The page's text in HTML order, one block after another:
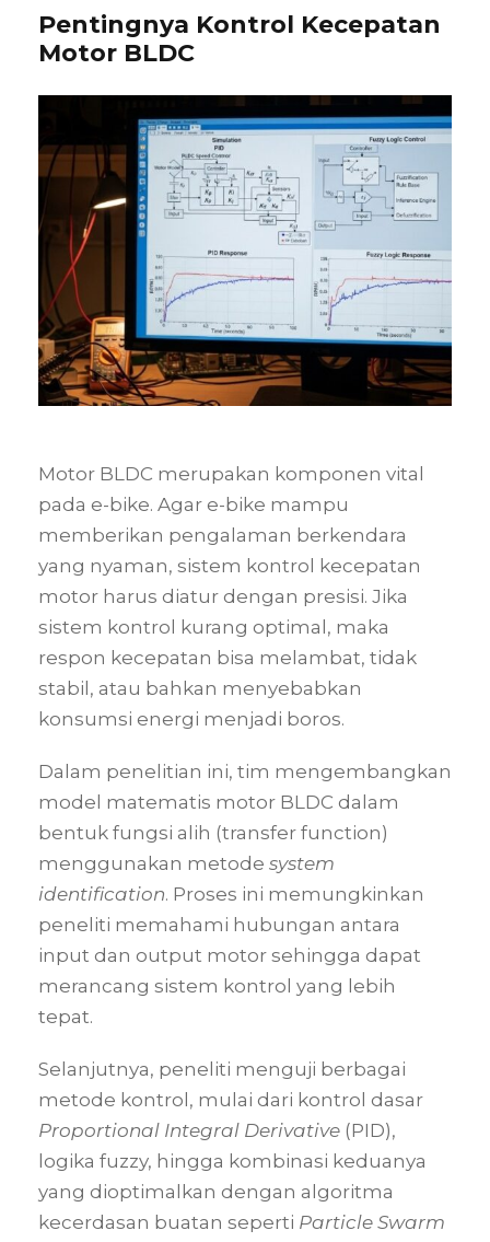
Pentingnya Kontrol Kecepatan
Motor BLDC
Motor BLDC merupakan komponen vital
pada e-bike. Agar e-bike mampu
memberikan pengalaman berkendara
yang nyaman, sistem kontrol kecepatan
motor harus diatur dengan presisi. Jika
sistem kontrol kurang optimal, maka
respon kecepatan bisa melambat, tidak
stabil, atau bahkan menyebabkan
konsumsi energi menjadi boros.
Dalam penelitian ini, tim mengembangkan
model matematis motor BLDC dalam
bentuk fungsi alih (transfer function)
menggunakan metode system
identification. Proses ini memungkinkan
peneliti memahami hubungan antara
input dan output motor sehingga dapat
merancang sistem kontrol yang lebih
tepat.
Selanjutnya, peneliti menguji berbagai
metode kontrol, mulai dari kontrol dasar
Proportional Integral Derivative (PID),
logika fuzzy, hingga kombinasi keduanya
yang dioptimalkan dengan algoritma
kecerdasan buatan seperti Particle Swarm